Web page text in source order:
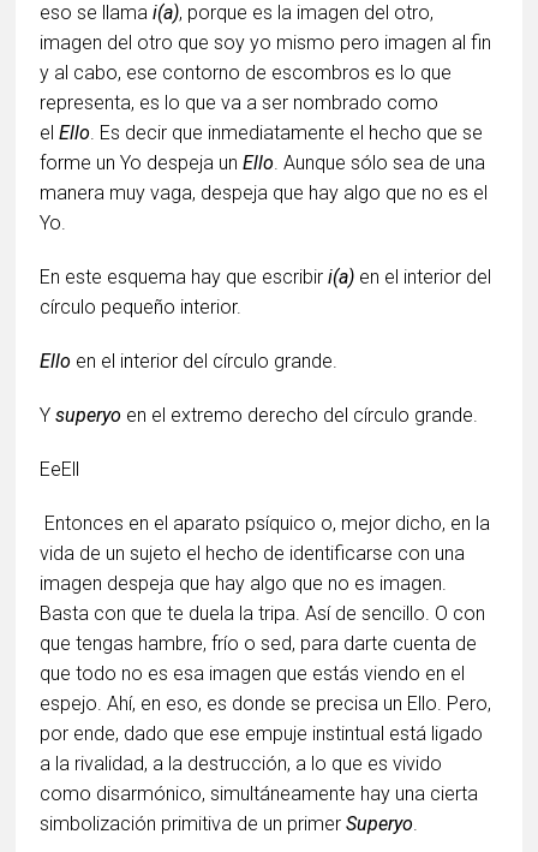
eso se llamai(a), porque es la imagen del otro,
imagen del otro que soy yo mismo pero imagen al fin
y al cabo, ese contorno de escombros es lo que
representa, es lo que va a ser nombrado como
el Ello. Es decir que inmediatamente el hecho que se
forme un Yo despeja unEllo. Aunque sólo sea de una
manera muy vaga, despeja que hay algo que no es el
Yo.
En este esquema hay que escribiri(a) en el interior del
círculo pequeño interior.
Ello en el interior del círculo grande.
Ysuperyo en el extremo derecho del círculo grande.
EeEll
Entonces en el aparato psíquico o, mejor dicho, en la
vida de un sujeto el hecho de identificarse con una
imagen despeja que hay algo que no es imagen.
Basta con que te duela la tripa. Así de sencillo. O con
que tengas hambre, frío o sed, para darte cuenta de
que todo no es esa imagen que estás viendo en el
espejo. Ahí, en eso, es donde se precisa un Ello. Pero,
por ende, dado que ese empuje instintual está ligado
a la rivalidad, a la destrucción, a lo que es vivido
como disarmónico, simultáneamente hay una cierta
simbolización primitiva de un primerSuperyo.